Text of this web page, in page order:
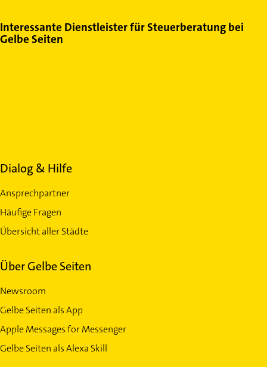
Interessante Dienstleister für Steuerberatung bei
Gelbe Seiten
Dialog & Hilfe
Ansprechpartner
Häufige Fragen
Übersicht aller Städte
Über Gelbe Seiten
Newsroom
Gelbe Seiten als App
Apple Messages for Messenger
Gelbe Seiten als Alexa Skill